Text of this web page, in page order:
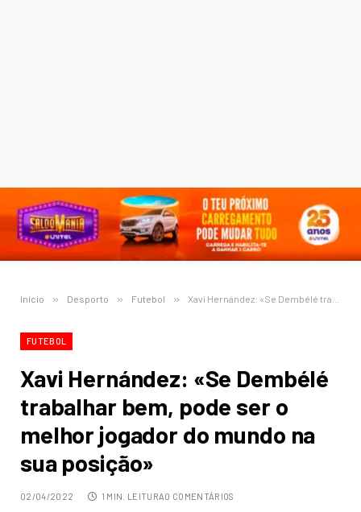
Início » Desporto » Futebol » Xavi Hernández: «Se Dembélé trabalhar bem, pode ser o melhor jogador do mundo na sua posição»
FUTEBOL
Xavi Hernández: «Se Dembélé
trabalhar bem, pode ser o
melhor jogador do mundo na
sua posição»
02/04/2022 1 MIN. LEITURA0 COMENTÁRIOS